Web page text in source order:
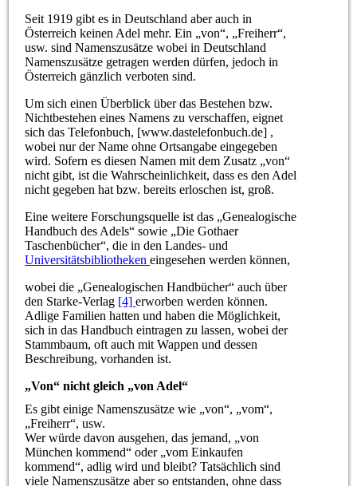
Seit 1919 gibt es in Deutschland aber auch in
Österreich keinen Adel mehr. Ein „von“, „Freiherr“,
usw. sind Namenszusätze wobei in Deutschland
Namenszusätze getragen werden dürfen, jedoch in
Österreich gänzlich verboten sind.
Um sich einen Überblick über das Bestehen bzw.
Nichtbestehen eines Namens zu verschaffen, eignet
sich das Telefonbuch, [www.dastelefonbuch.de] ,
wobei nur der Name ohne Ortsangabe eingegeben
wird. Sofern es diesen Namen mit dem Zusatz „von“
nicht gibt, ist die Wahrscheinlichkeit, dass es den Adel
nicht gegeben hat bzw. bereits erloschen ist, groß.
Eine weitere Forschungsquelle ist das „Genealogische
Handbuch des Adels“ sowie „Die Gothaer
Taschenbücher“, die in den Landes- und
Universitätsbibliothekeneingesehen werden können,
wobei die „Genealogischen Handbücher“ auch über
den Starke-Verlag [4]erworben werden können.
Adlige Familien hatten und haben die Möglichkeit,
sich in das Handbuch eintragen zu lassen, wobei der
Stammbaum, oft auch mit Wappen und dessen
Beschreibung, vorhanden ist.
„Von“ nicht gleich „von Adel“
Es gibt einige Namenszusätze wie „von“, „vom“,
„Freiherr“, usw.
Wer würde davon ausgehen, das jemand, „von
München kommend“ oder „vom Einkaufen
kommend“, adlig wird und bleibt? Tatsächlich sind
viele Namenszusätze aber so entstanden, ohne dass